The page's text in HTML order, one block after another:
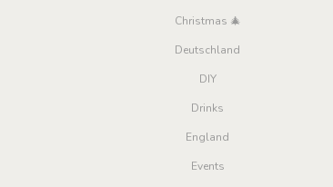
Christmas 🎄
Deutschland
DIY
Drinks
England
Events